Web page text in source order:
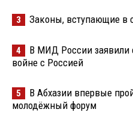
3 Законы, вступающие в
4
В МИД России заявили
войне с Россией
5
В Абхазии впервые
молодёжный форум